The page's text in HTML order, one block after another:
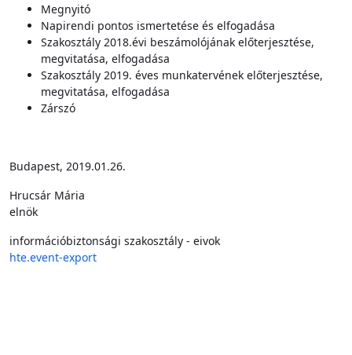
Megnyitó
Napirendi pontos ismertetése és elfogadása
Szakosztály 2018.évi beszámolójának előterjesztése,
megvitatása, elfogadása
Szakosztály 2019. éves munkatervének előterjesztése,
megvitatása, elfogadása
Zárszó
Budapest, 2019.01.26.
Hrucsár Mária
elnök
információbiztonsági szakosztály - eivok
hte.event-export